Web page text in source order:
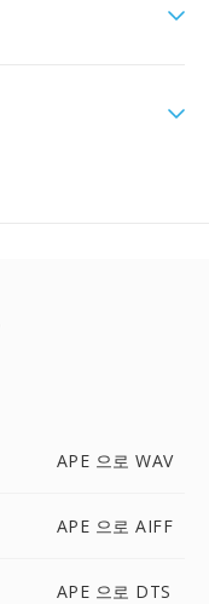
APE 으로 WAV
APE 으로 AIFF
APE 으로 DTS